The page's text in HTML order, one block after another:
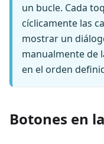
un bucle. Cada
cíclicamente las
mostrar un
manualmente de
en el orden
Botones en